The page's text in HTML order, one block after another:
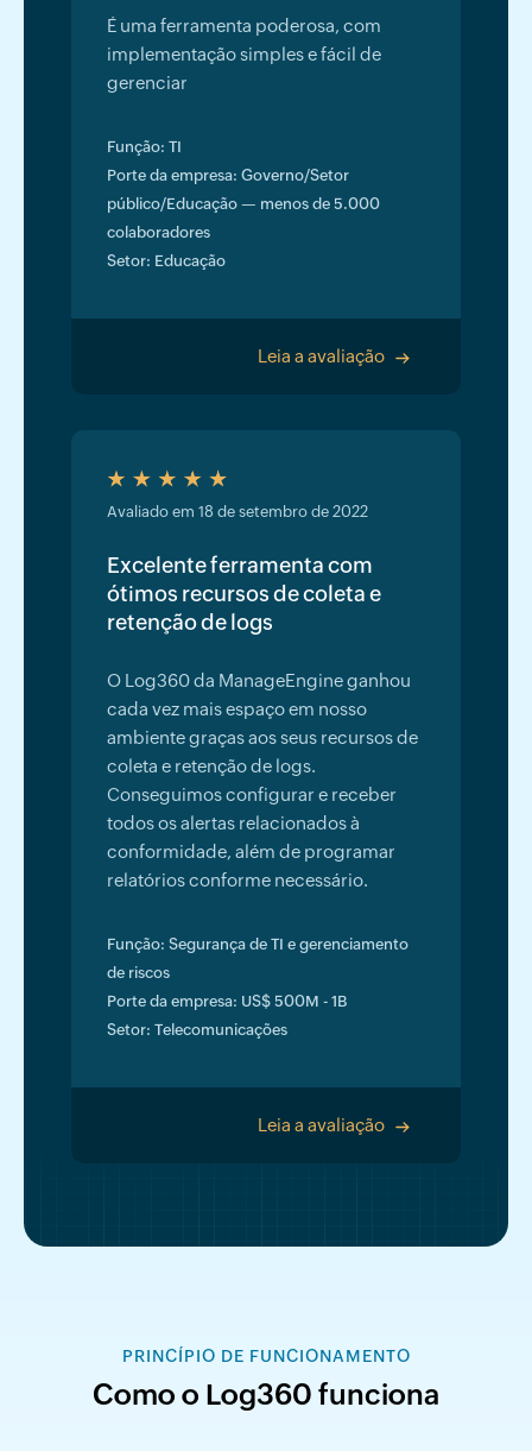
É uma ferramenta poderosa, com
implementação simples e fácil de
gerenciar
Função: TI
Porte da empresa: Governo/Setor
público/Educação — menos de 5.000
colaboradores
Setor: Educação
Leia a avaliação >
Avaliado em 18 de setembro de 2022
Excelente ferramenta com
ótimos recursos de coleta e
retenção de logs
O Log360 da ManageEngine ganhou
cada vez mais espaço em nosso
ambiente graças aos seus recursos de
coleta e retenção de logs.
Conseguimos configurar e receber
todos os alertas relacionados à
conformidade, além de programar
relatórios conforme necessário.
Função: Segurança de TI e gerenciamento
de riscos
Porte da empresa: US$ 500M - 1B
Setor: Telecomunicações
Leia a avaliação >
PRINCÍPIO DE FUNCIONAMENTO
Como o Log360 funciona